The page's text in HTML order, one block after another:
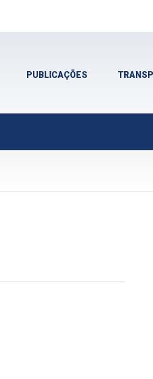
PUBLICAÇÕES